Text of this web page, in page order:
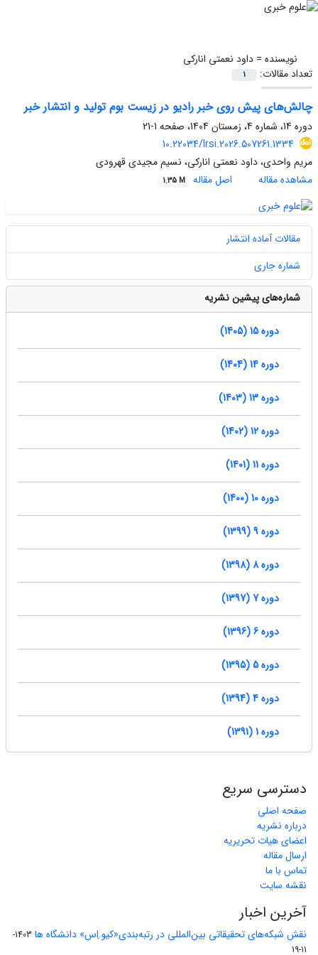
نویسنده =داود نعمتی انارکی
تعداد مقالات:
1
چالش‌های پیش روی خبر رادیو در زیست بوم تولید و انتشار خبر
دوره 14، شماره 4، زمستان 1404، صفحه
1-21
10.22034/lrsi.2026.507261.1334
مریم واحدی، داود نعمتی انارکی، نسیم مجیدی قهرودی
مشاهده مقاله
اصل مقاله 1.35 M
مقالات آماده انتشار
شماره جاری
شماره‌های پیشین نشریه
دوره 15 (1405)
دوره 14 (1404)
دوره 13 (1403)
دوره 12 (1402)
دوره 11 (1401)
دوره 10 (1400)
دوره 9 (1399)
دوره 8 (1398)
دوره 7 (1397)
دوره 6 (1396)
دوره 5 (1395)
دوره 4 (1394)
دوره 1 (1391)
دسترسی سریع
صفحه اصلی
درباره نشریه
اعضای هیات تحریریه
ارسال مقاله
تماس با ما
نقشه سایت
آخرین اخبار
نقش شبکه‌های تحقیقاتی بین‌المللی در رتبه‌بندی«کیو.اِس» دانشگاه ها
1403-
11-19